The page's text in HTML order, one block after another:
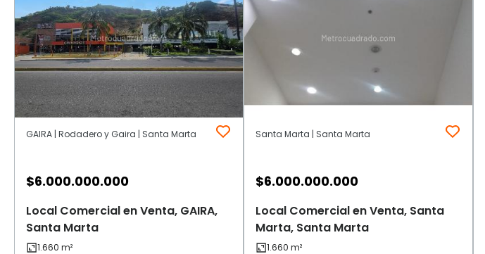
GAIRA | Rodadero y Gaira | Santa Marta
$6.000.000.000
Local Comercial en Venta, GAIRA,
Santa Marta
Santa Marta | Santa Marta
$6.000.000.000
Local Comercial en Venta, Santa
Marta, Santa Marta